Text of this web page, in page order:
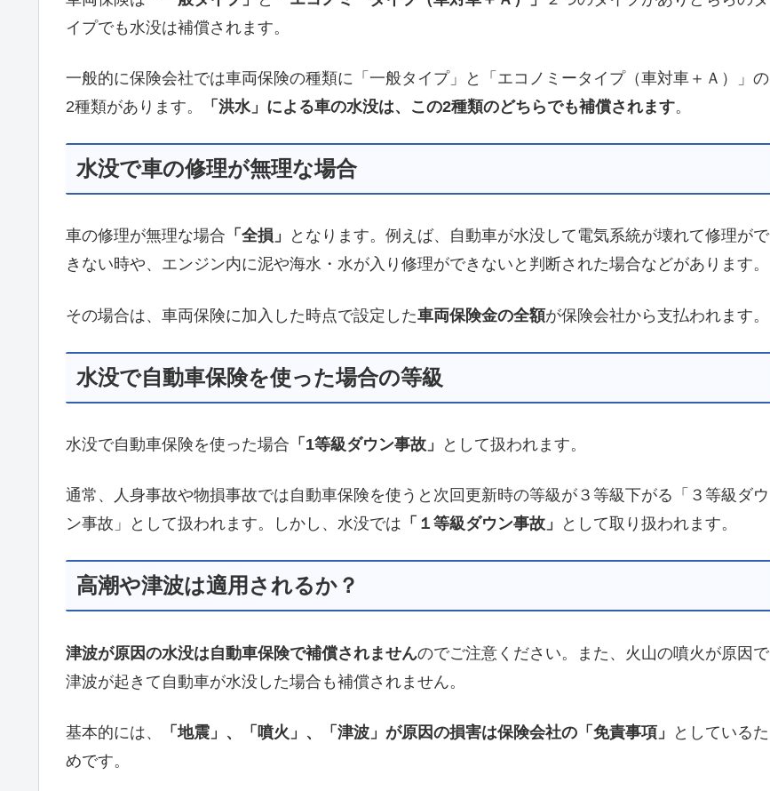
イプでも水没は補償されます。
一般的に保険会社では車両保険の種類に「一般タイプ」と「エコノミータイプ（車対車＋Ａ）」の
2種類があります。
「洪水」による車の水没は、この2種類のどちらでも補償されます。
水没で車の修理が無理な場合
車の修理が無理な場合 「全損」
となります。例えば、自動車が水没して電気系統が壊れて修理がで
きない時や、エンジン内に泥や海水・水が入り修理ができないと判断された場合などがあります。
その場合は、車両保険に加入した時点で設定した車両保険金の全額が保険会社から支払われます。
水没で自動車保険を使った場合の等級
水没で自動車保険を使った場合 「1等級ダウン事故」 として扱われます。
通常、人身事故や物損事故では自動車保険を使うと次回更新時の等級が３等級下がる「３等級ダウ
ン事故」として扱われます。しかし、水没では 「１等級ダウン事故」 として取り扱われます。
高潮や津波は適用されるか？
津波が原因の水没は自動車保険で補償されませんのでご注意ください。また、火山の噴火が原因で
津波が起きて自動車が水没した場合も補償されません。
基本的には、 「地震」、「噴火」、「津波」が原因の損害は保険会社の「免責事項」
としているた
めです。